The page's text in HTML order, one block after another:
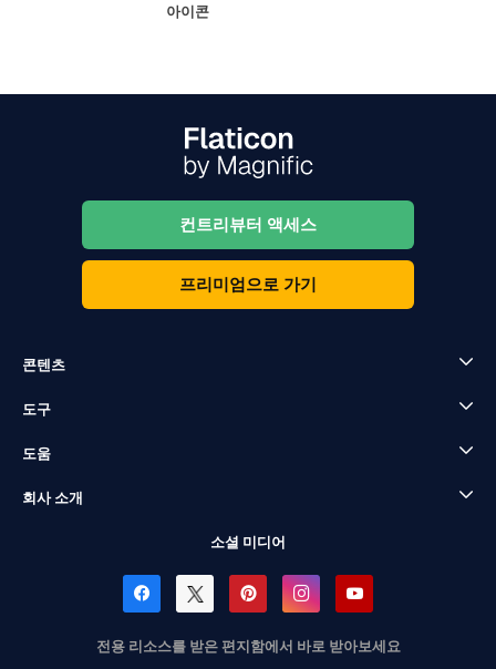
아이콘
컨트리뷰터 액세스
프리미엄으로 가기
콘텐츠
도구
도움
회사 소개
소셜 미디어
전용 리소스를 받은 편지함에서 바로 받아보세요